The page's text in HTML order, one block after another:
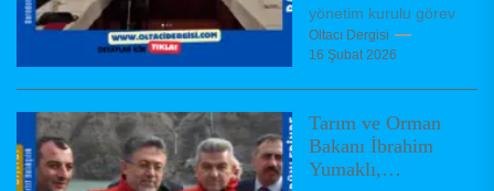
yönetim kurulu görev
dağıiımı
Federasyonumuz
kurulmuş bulunan
Rastgelebalıkçı...
Oltacı Dergisi
16 Şubat 2026
Tarım ve Orman
Bakanı İbrahim
Yumaklı,